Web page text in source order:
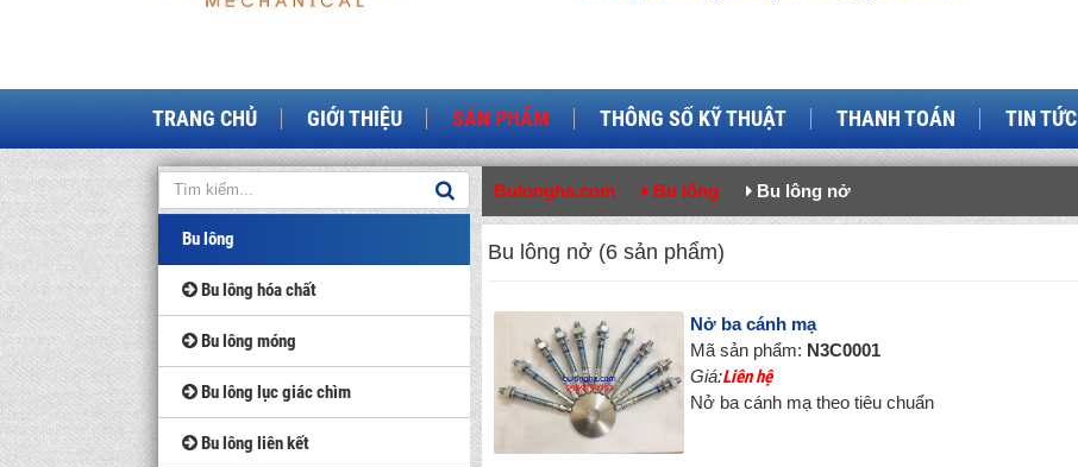
TRANG CHỦ GIỚI THIỆU SẢN PHẨM THÔNG SỐ KỸ THUẬT THANH TOÁN TIN TỨC
Bulongha.com Bu lông Bu lông nở
Bu lông nở (6 sản phẩm)
Nở ba cánh mạ
Mã sản phẩm: N3C0001
Giá:Liên hệ
Nở ba cánh mạ theo tiêu chuẩn
Bu lông
Bu lông hóa chất
Bu lông móng
Bu lông lục giác chìm
Bu lông liên kết